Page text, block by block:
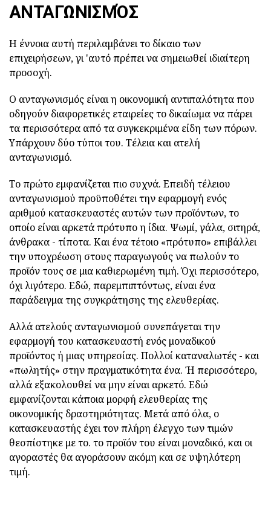
ΑΝΤΑΓΩΝΙΣΜΌΣ
Η έννοια αυτή περιλαμβάνει το δίκαιο των
επιχειρήσεων, γι 'αυτό πρέπει να σημειωθεί ιδιαίτερη
προσοχή.
Ο ανταγωνισμός είναι η οικονομική αντιπαλότητα που
οδηγούν διαφορετικές εταιρείες το δικαίωμα να πάρει
τα περισσότερα από τα συγκεκριμένα είδη των πόρων.
Υπάρχουν δύο τύποι του. Τέλεια και ατελή
ανταγωνισμό.
Το πρώτο εμφανίζεται πιο συχνά. Επειδή τέλειου
ανταγωνισμού προϋποθέτει την εφαρμογή ενός
αριθμού κατασκευαστές αυτών των προϊόντων, το
οποίο είναι αρκετά πρότυπο η ίδια. Ψωμί, γάλα, σιτηρά,
άνθρακα - τίποτα. Και ένα τέτοιο «πρότυπο» επιβάλλει
την υποχρέωση στους παραγωγούς να πωλούν το
προϊόν τους σε μια καθιερωμένη τιμή. Όχι περισσότερο,
όχι λιγότερο. Εδώ, παρεμπιπτόντως, είναι ένα
παράδειγμα της συγκράτησης της ελευθερίας.
Αλλά ατελούς ανταγωνισμού συνεπάγεται την
εφαρμογή του κατασκευαστή ενός μοναδικού
προϊόντος ή μιας υπηρεσίας. Πολλοί καταναλωτές - και
«πωλητής» στην πραγματικότητα ένα. Ή περισσότερο,
αλλά εξακολουθεί να μην είναι αρκετό. Εδώ
εμφανίζονται κάποια μορφή ελευθερίας της
οικονομικής δραστηριότητας. Μετά από όλα, ο
κατασκευαστής έχει τον πλήρη έλεγχο των τιμών
θεσπίστηκε με το. το προϊόν του είναι μοναδικό, και οι
αγοραστές θα αγοράσουν ακόμη και σε υψηλότερη
τιμή.